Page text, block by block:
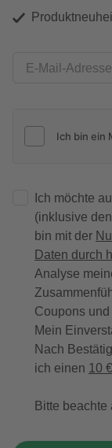
E-Mail-Adresse
Ich möchte
(inklusive
bin mit der
Daten durch
Analyse
Coupons
Mein
Nach
ich einen 10
Bitte beachte